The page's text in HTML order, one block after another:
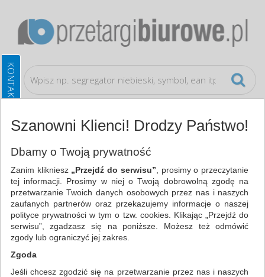
Wyposażenie biura Kasetki na pieniądze
WSZYSTKIE KATEGORIE
NAJCHĘTNIEJ WYBIERANE
WYPOSAŻENIE BIURA
KASETKI NA PIENIĄDZE (32)
Szanowni Klienci! Drodzy Państwo!
Dbamy o Twoją prywatność
Zanim klikniesz „Przejdź do serwisu” , prosimy o przeczytanie
tej informacji. Prosimy w niej o Twoją dobrowolną zgodę na
przetwarzanie Twoich danych osobowych przez nas i naszych
zaufanych partnerów oraz przekazujemy informacje o naszej
polityce prywatności w tym o tzw. cookies. Klikając „Przejdź do
serwisu”, zgadzasz się na poniższe. Możesz też odmówić
zgody lub ograniczyć jej zakres.
Zgoda
Jeśli chcesz zgodzić się na przetwarzanie przez nas i naszych